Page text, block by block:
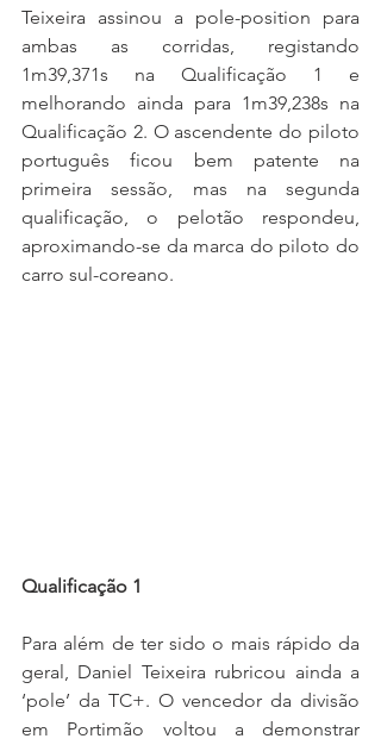
Teixeira assinou a pole-position para
ambas as corridas, registando
1m39,371s na Qualificação 1 e
melhorando ainda para 1m39,238s na
Qualificação 2. O ascendente do piloto
português ficou bem patente na
primeira sessão, mas na segunda
qualificação, o pelotão respondeu,
aproximando-se da marca do piloto do
carro sul-coreano.
Qualificação 1
Para além de ter sido o mais rápido da
geral, Daniel Teixeira rubricou ainda a
‘pole’ da TC+. O vencedor da divisão
em Portimão voltou a demonstrar